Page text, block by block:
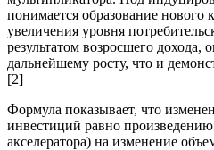
понимается образование нового
увеличения уровня
результатом возросшего дохода,
дальнейшему росту, что и
[2]
Формула показывает, что
инвестиций равно
акселератора) на изменение